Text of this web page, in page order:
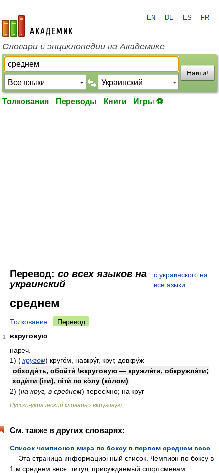
academic.ru
EN DE ES FR
Словари и энциклопедии на Академике
Найти!
Толкования Переводы Книги Игры ⚽
Перевод: со всех языков на
украинский
с украинского на
все языки
среднем
Толкование Перевод
1
вкруговую
нареч.
1) ( кругом) круго́м, навкру́г, круг, довкру́ж
обходи́ть, обойти́ \вкруговую — кружля́ти, обкружля́ти;
ходи́ти (іти), піти́ по ко́лу (ко́лом)
2) (на круг, в среднем) пересі́чно; на круг
Русско-украинский словарь > вкруговую
См. также в других словарях:
Список чемпионов мира по боксу в первом среднем весе
— Эта страница информационный список. Чемпион по боксу в
1 м среднем весе титул, присуждаемый спортсменам